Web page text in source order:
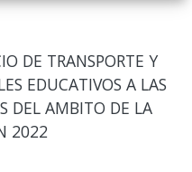
DE TRANSPORTE Y
EDUCATIVOS A LAS
DEL AMBITO DE LA
2022